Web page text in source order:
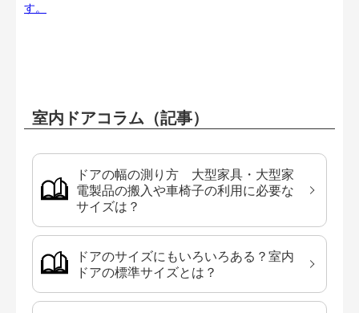
す。
室内ドアコラム（記事）
ドアの幅の測り方 大型家具・大型家
電製品の搬入や車椅子の利用に必要な
サイズは？
ドアのサイズにもいろいろある？室内
ドアの標準サイズとは？